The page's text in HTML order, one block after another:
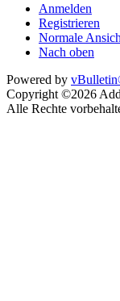
Anmelden
Registrieren
Normale
Nach oben
Powered by
Copyright ©2026
Alle Rechte